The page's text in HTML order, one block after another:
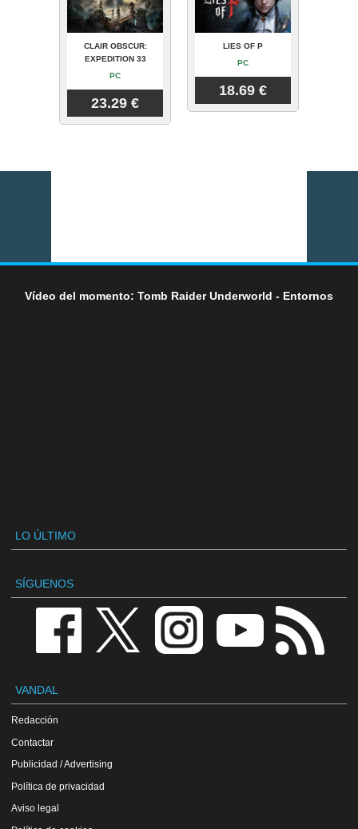
CLAIR OBSCUR:
EXPEDITION 33
PC
23.29 €
LIES OF P
PC
18.69 €
Vídeo del momento: Tomb Raider Underworld - Entornos
LO ÚLTIMO
SÍGUENOS
VANDAL
Redacción
Contactar
Publicidad / Advertising
Política de privacidad
Aviso legal